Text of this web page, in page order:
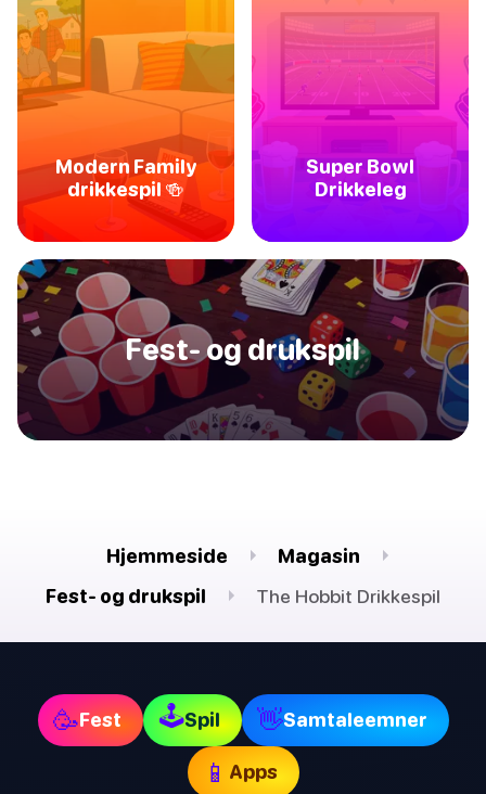
Modern Family
drikkespil 🍻
Super Bowl
Drikkeleg
Fest- og drukspil
Hjemmeside
Magasin
Fest- og drukspil
The Hobbit Drikkespil
🥳Fest 🕹Spil 👋Samtaleemner
📱 Apps